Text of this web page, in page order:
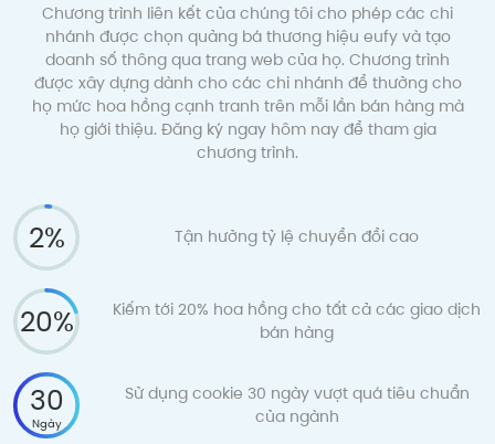
Chương trình liên kết của chúng tôi cho phép các chi
nhánh được chọn quảng bá thương hiệu eufy và tạo
doanh số thông qua trang web của họ. Chương trình
được xây dựng dành cho các chi nhánh để thưởng cho
họ mức hoa hồng cạnh tranh trên mỗi lần bán hàng mà
họ giới thiệu. Đăng ký ngay hôm nay để tham gia
chương trình.
2% Tận hưởng tỷ lệ chuyển đổi cao
20%
Kiếm tới 20% hoa hồng cho tất cả các giao dịch
bán hàng
30
Ngày
Sử dụng cookie 30 ngày vượt quá tiêu chuẩn
của ngành